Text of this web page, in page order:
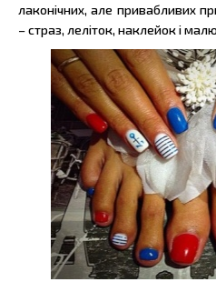
лаконічних, але привабливих
– страз, леліток, наклейок і